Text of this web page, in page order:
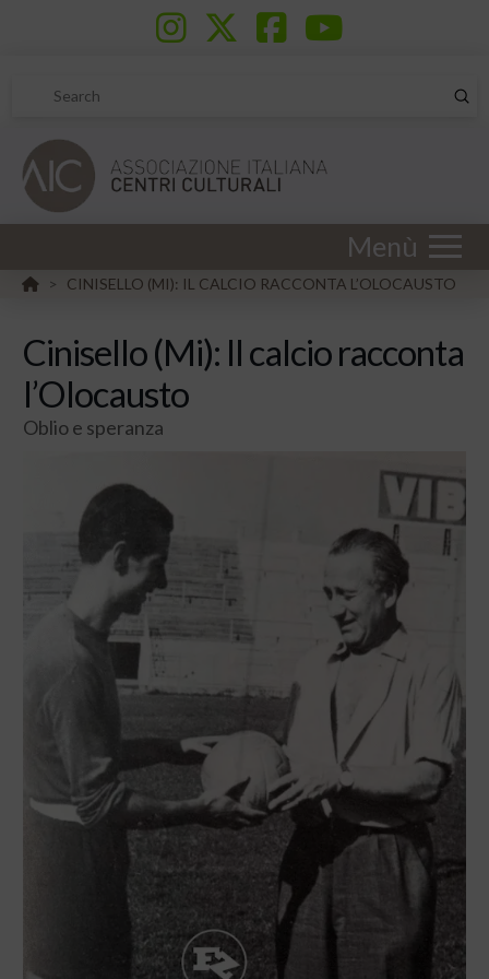
Search
Menù
HOME
> CINISELLO (MI): IL CALCIO RACCONTA L’OLOCAUSTO
Cinisello (Mi): Il calcio racconta
l’Olocausto
Oblio e speranza